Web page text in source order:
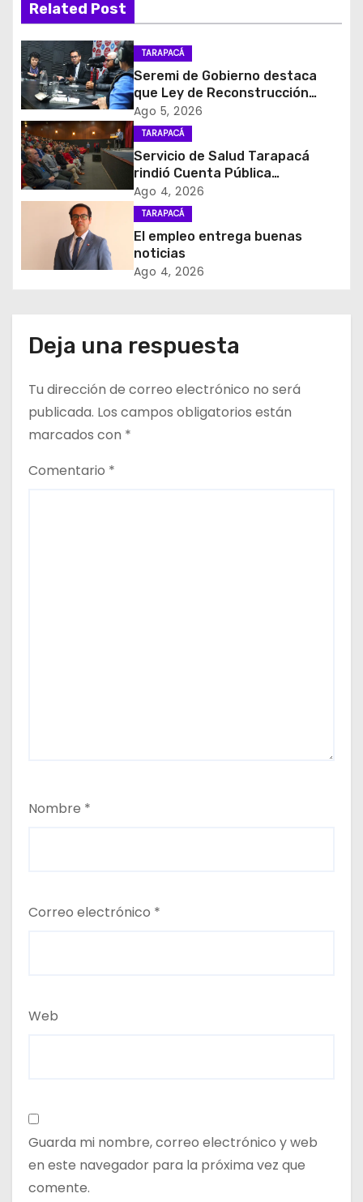
a
c
i
ó
n
d
e
t
a
d
a
Related Post
TARAPACÁ
Seremi de Gobierno destaca
que Ley de Reconstrucción
Nacional impulsará la inversión
y el empleo en Tarapacá
Ago 5, 2026
TARAPACÁ
Servicio de Salud Tarapacá
rindió Cuenta Pública
Participativa
Ago 4, 2026
TARAPACÁ
El empleo entrega buenas
noticias
Ago 4, 2026
Deja una respuesta
Tu dirección de correo electrónico no será
publicada. Los campos obligatorios están
marcados con *
Comentario *
Nombre *
Correo electrónico *
Web
Guarda mi nombre, correo electrónico y web
en este navegador para la próxima vez que
comente.